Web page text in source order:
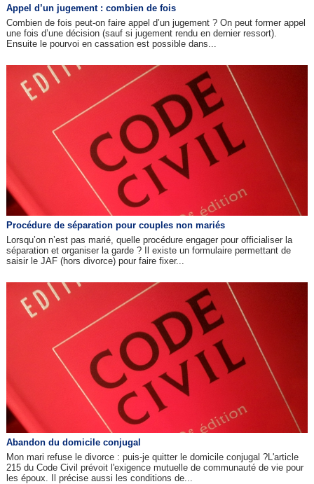
Appel d’un jugement : combien de fois
Combien de fois peut-on faire appel d’un jugement ? On peut former appel
une fois d’une décision (sauf si jugement rendu en dernier ressort).
Ensuite le pourvoi en cassation est possible dans...
Procédure de séparation pour couples non mariés
Lorsqu’on n’est pas marié, quelle procédure engager pour officialiser la
séparation et organiser la garde ? Il existe un formulaire permettant de
saisir le JAF (hors divorce) pour faire fixer...
Abandon du domicile conjugal
Mon mari refuse le divorce : puis-je quitter le domicile conjugal ?L'article
215 du Code Civil prévoit l'exigence mutuelle de communauté de vie pour
les époux. Il précise aussi les conditions de...